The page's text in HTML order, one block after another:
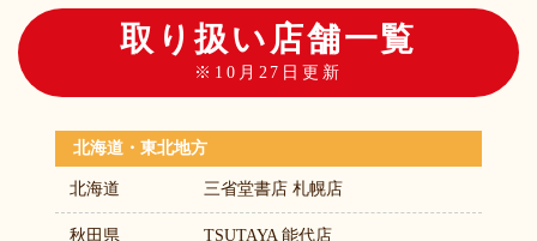
取り扱い店舗一覧
※10月27日更新
北海道・東北地方
北海道 三省堂書店 札幌店
秋田県 TSUTAYA 能代店